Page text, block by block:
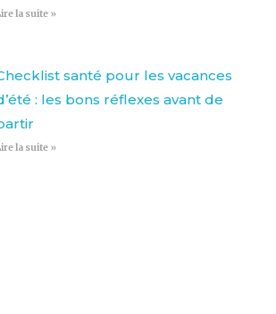
la suite »
santé pour les vacances
: les bons réflexes avant de
la suite »